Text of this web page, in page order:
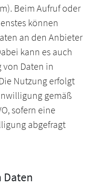
Beim Aufruf oder
können
an den Anbieter
kann es auch
Daten in
Nutzung erfolgt
gemäß
sofern eine
abgefragt
Daten